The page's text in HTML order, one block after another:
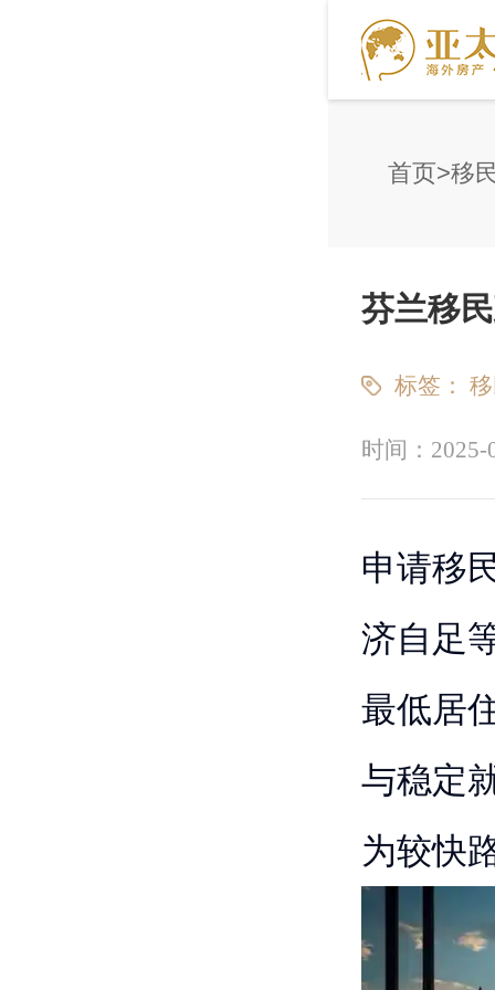
首页 移
芬兰移
标签：
时间： 2025-
申请移
济自足
最低居
与稳定
为较快